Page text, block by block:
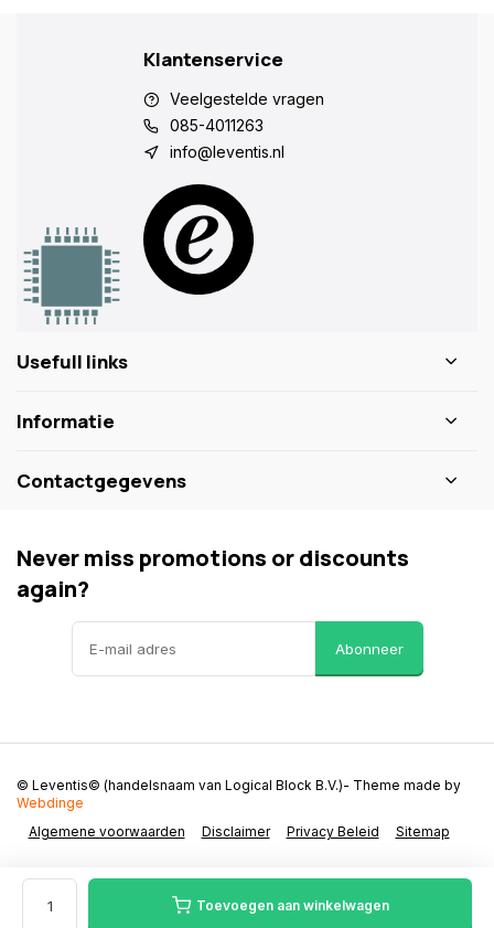
Toevoegen aan winkelwagen
Klantenservice
Veelgestelde vragen
085-4011263
info@leventis.nl
Usefull links
Informatie
Contactgegevens
Never miss promotions or discounts
again?
Abonneer
Algemene voorwaarden Disclaimer Privacy Beleid Sitemap
© Leventis© (handelsnaam van Logical Block B.V.)- Theme made by
Webdinge